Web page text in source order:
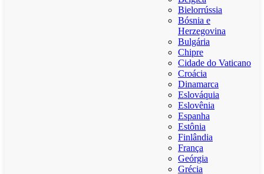
Bielorrússia
Bósnia e
Herzegovina
Bulgária
Chipre
Cidade do Vaticano
Croácia
Dinamarca
Eslováquia
Eslovênia
Espanha
Estônia
Finlândia
França
Geórgia
Grécia